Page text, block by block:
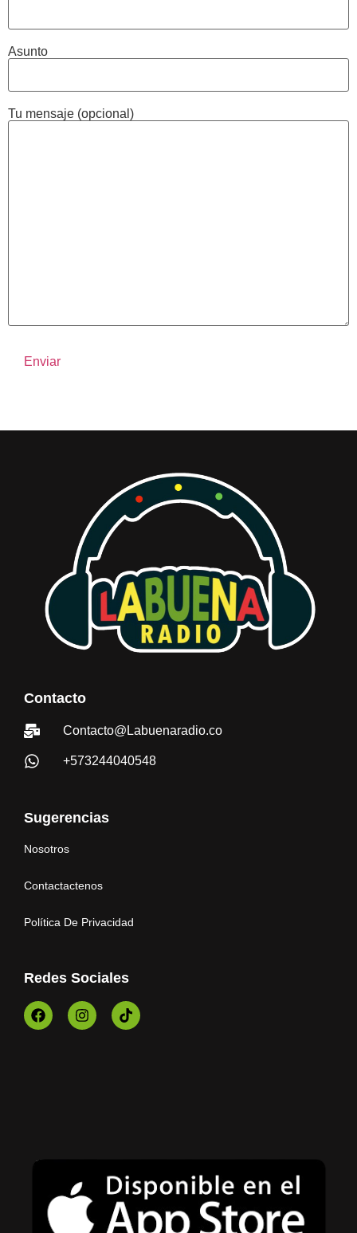
Asunto
Tu mensaje (opcional)
Contacto
Contacto@Labuenaradio.co
+573244040548
Sugerencias
Nosotros
Contactactenos
Política De Privacidad
Redes Sociales